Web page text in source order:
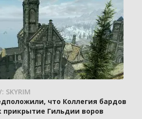
SKYRIM
что Коллегия бардов
прикрытие Гильдии воров